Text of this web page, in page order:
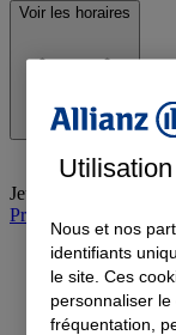
Voir les horaires
Jeudi
08:30-12:00,
Prendre rendez-vous à
Nous et nos
identifiants
le site. Ces
personnaliser
fréquentation,